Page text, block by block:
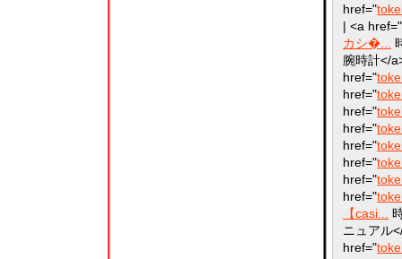
href="
| <a href="
カシ�...
腕時計</
href="
href="
href="
href="
href="
href="
href="
href="
【casi...
ニュアル
href="